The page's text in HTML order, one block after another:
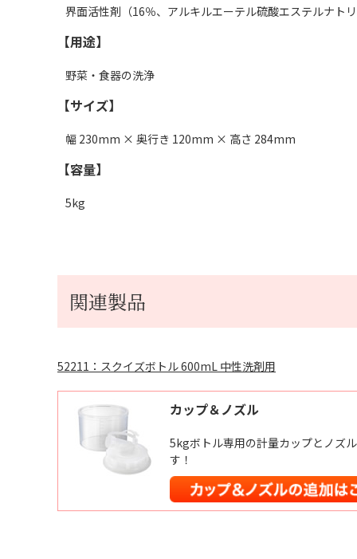
界面活性剤（16％、アルキルエーテル硫酸エステルナト
【用途】
野菜・食器の洗浄
【サイズ】
幅 230mm × 奥行き 120mm × 高さ 284mm
【容量】
5kg
関連製品
52211：スクイズボトル 600mL 中性洗剤用
カップ＆ノズル
5kgボトル専用の計量カップとノズ
す！